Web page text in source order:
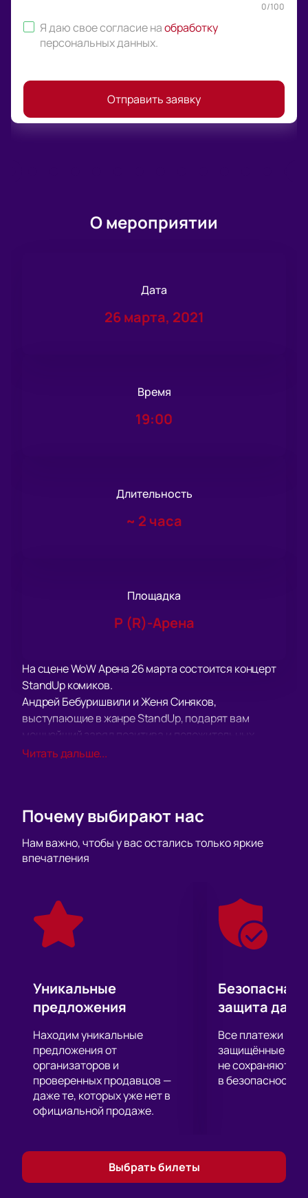
0/100
Я даю свое согласие наобработку
персональных данных.
Отправить заявку
О мероприятии
Дата
26 марта, 2021
Время
19:00
Длительность
~ 2 часа
Площадка
Р (R)-Арена
На сцене WoW Арена 26 марта состоится концерт
StandUp комиков.
Андрей Бебуришвили и Женя Синяков,
выступающие в жанре StandUp, подарят вам
мощнейший заряд позитива и положительных
эмоций.
с помощью юмора, тонких сравнений, разговорных
но артисты, которые выступят в этот вечер докажут
вам, что говорить с юмором и легко можно обо всем
Сомневаетесь? Приходите на настоящую
«смехотерапию» комплексов и неуверенности в
себе!
Читать дальше...
Почему выбирают нас
Нам важно, чтобы у вас остались только яркие
впечатления
Уникальные
предложения
Находим уникальные
предложения от
организаторов и
проверенных продавцов —
даже те, которых уже нет в
официальной продаже.
Безопасная
защита
Все платежи
защищённые
не сохраняются
в безопасности.
Выбрать билеты